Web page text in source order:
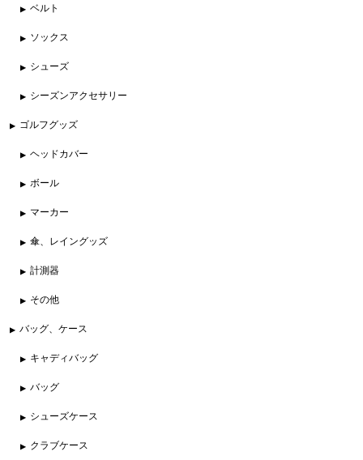
ベルト
ソックス
シューズ
シーズンアクセサリー
ゴルフグッズ
ヘッドカバー
ボール
マーカー
傘、レイングッズ
計測器
その他
バッグ、ケース
キャディバッグ
バッグ
シューズケース
クラブケース